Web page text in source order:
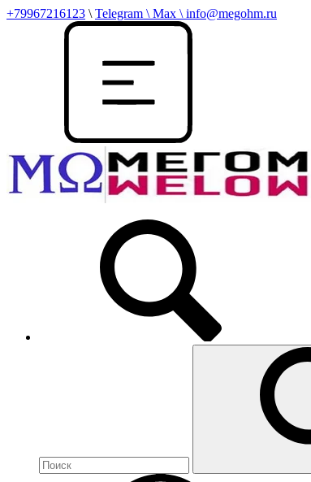
+79967216123 \ Telegram \ Max \ info@megohm.ru